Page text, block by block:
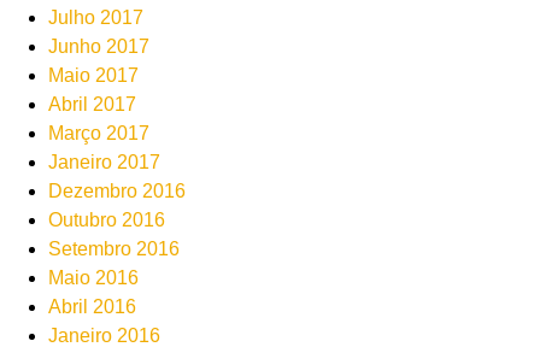
Julho 2017
Junho 2017
Maio 2017
Abril 2017
Março 2017
Janeiro 2017
Dezembro 2016
Outubro 2016
Setembro 2016
Maio 2016
Abril 2016
Janeiro 2016